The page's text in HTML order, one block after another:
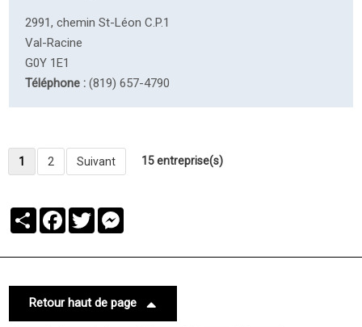
2991, chemin St-Léon C.P.1
Val-Racine
G0Y 1E1
Téléphone : (819) 657-4790
1 2 Suivant 15 entreprise(s)
PartagerFacebook
Twitter
Retour haut de page